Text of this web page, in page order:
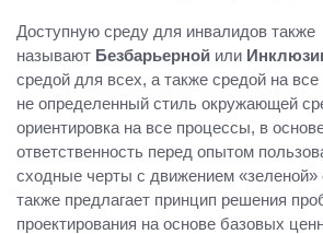
Доступную среду для инвалидов также
называют Безбарьерной или
средой для всех, а также средой на
не определенный стиль окружающей
ориентировка на все процессы, в
ответственность перед опытом
сходные черты с движением «зеленой»
также предлагает принцип решения
проектирования на основе базовых